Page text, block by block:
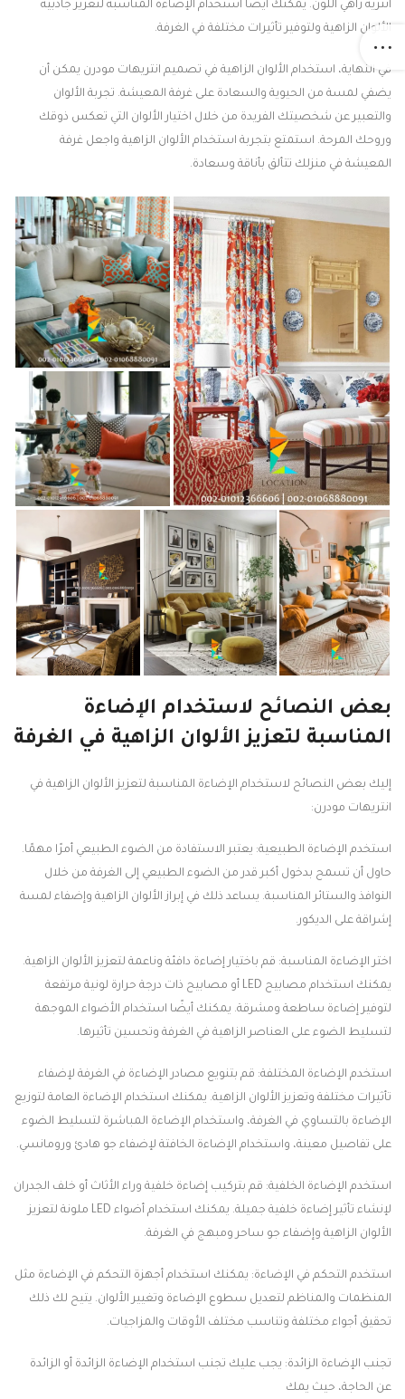
أنتريه زاهي اللون. يمكنك أيضًا استخدام الإضاءة المناسبة لتعزيز جاذبية
الألوان الزاهية ولتوفير تأثيرات مختلفة في الغرفة.
في النهاية، استخدام الألوان الزاهية في تصميم انتريهات مودرن يمكن أن
يضفي لمسة من الحيوية والسعادة على غرفة المعيشة. تجربة الألوان
والتعبير عن شخصيتك الفريدة من خلال اختيار الألوان التي تعكس ذوقك
وروحك المرحة. استمتع بتجربة استخدام الألوان الزاهية واجعل غرفة
المعيشة في منزلك تتألق بأناقة وسعادة.
بعض النصائح لاستخدام الإضاءة
المناسبة لتعزيز الألوان الزاهية في الغرفة
إليك بعض النصائح لاستخدام الإضاءة المناسبة لتعزيز الألوان الزاهية في
انتريهات مودرن:
استخدم الإضاءة الطبيعية: يعتبر الاستفادة من الضوء الطبيعي أمرًا مهمًا.
حاول أن تسمح بدخول أكبر قدر من الضوء الطبيعي إلى الغرفة من خلال
النوافذ والستائر المناسبة. يساعد ذلك في إبراز الألوان الزاهية وإضفاء لمسة
إشراقة على الديكور.
اختر الإضاءة المناسبة: قم باختيار إضاءة دافئة وناعمة لتعزيز الألوان الزاهية.
يمكنك استخدام مصابيح LED أو مصابيح ذات درجة حرارة لونية مرتفعة
لتوفير إضاءة ساطعة ومشرقة. يمكنك أيضًا استخدام الأضواء الموجهة
لتسليط الضوء على العناصر الزاهية في الغرفة وتحسين تأثيرها.
استخدم الإضاءة المختلفة: قم بتنويع مصادر الإضاءة في الغرفة لإضفاء
تأثيرات مختلفة وتعزيز الألوان الزاهية. يمكنك استخدام الإضاءة العامة لتوزيع
الإضاءة بالتساوي في الغرفة، واستخدام الإضاءة المباشرة لتسليط الضوء
على تفاصيل معينة، واستخدام الإضاءة الخافتة لإضفاء جو هادئ ورومانسي.
استخدم الإضاءة الخلفية: قم بتركيب إضاءة خلفية وراء الأثاث أو خلف الجدران
لإنشاء تأثير إضاءة خلفية جميلة. يمكنك استخدام أضواء LED ملونة لتعزيز
الألوان الزاهية وإضفاء جو ساحر ومبهج في الغرفة.
استخدم التحكم في الإضاءة: يمكنك استخدام أجهزة التحكم في الإضاءة مثل
المنظمات والمناظم لتعديل سطوع الإضاءة وتغيير الألوان. يتيح لك ذلك
تحقيق أجواء مختلفة وتناسب مختلف الأوقات والمزاجيات.
تجنب الإضاءة الزائدة: يجب عليك تجنب استخدام الإضاءة الزائدة أو الزائدة
عن الحاجة، حيث يمك